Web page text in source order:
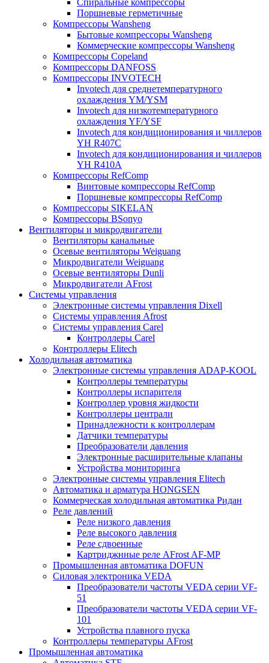
Поршневые герметичные
Компрессоры Wansheng
Бытовые компрессоры Wansheng
Коммерческие компрессоры Wansheng
Компрессоры Copeland
Компрессоры DANFOSS
Компрессоры INVOTECH
Invotech для среднетемпературного
охлаждения YM/YSM
Invotech для низкотемпературного
охлаждения YF/YSF
Invotech для кондиционирования и чиллеров
YH R407C
Invotech для кондиционирования и чиллеров
YH R410A
Компрессоры RefComp
Винтовые компрессоры RefComp
Поршневые компрессоры RefComp
Компрессоры SIKELAN
Компрессоры BSonyo
Вентиляторы и микродвигатели
Вентиляторы канальные
Осевые вентиляторы Weiguang
Микродвигатели Weiguang
Осевые вентиляторы Dunli
Микродвигатели AFrost
Системы управления
Электронные системы управления Dixell
Системы управления Afrost
Системы управления Carel
Контроллеры Carel
Контроллеры Elitech
Холодильная автоматика
Электронные системы управления ADAP-KOOL
Контроллеры температуры
Контроллеры испарителя
Контроллер уровня жидкости
Контроллеры централи
Принадлежности к контроллерам
Датчики температуры
Преобразователи давления
Электронные расширительные клапаны
Устройства мониторинга
Электронные системы управления Elitech
Автоматика и арматура HONGSEN
Коммерческая холодильная автоматика Ридан
Реле давлений
Реле низкого давления
Реле высокого давления
Реле сдвоенные
Картриджнные реле AFrost AF-MP
Промышленная автоматика DOFUN
Силовая электроника VEDA
Преобразователи частоты VEDA серии VF-
51
Преобразователи частоты VEDA серии VF-
101
Устройства плавного пуска
Контроллеры температуры AFrost
Промышленная автоматика